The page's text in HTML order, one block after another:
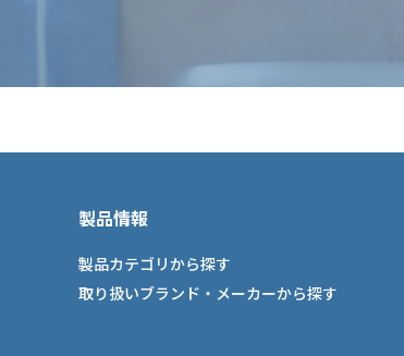
製品情報
製品カテゴリから探す
取り扱いブランド・メーカーから探す